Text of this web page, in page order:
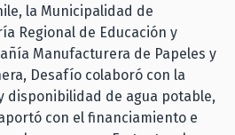
la Municipalidad de
Regional de Educación y
Manufacturera de Papeles y
Desafío colaboró con la
disponibilidad de agua potable,
con el financiamiento e